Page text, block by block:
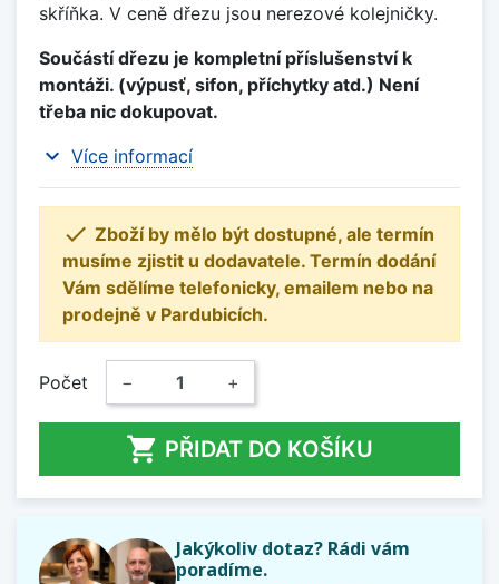
skříňka. V ceně dřezu jsou nerezové kolejničky.
Součástí dřezu je kompletní příslušenství k
montáži. (výpusť, sifon, příchytky atd.) Není
třeba nic dokupovat.
expand_more Více informací
 Zboží by mělo být dostupné, ale termín
musíme zjistit u dodavatele. Termín dodání
Vám sdělíme telefonicky, emailem nebo na
prodejně v Pardubicích.
Počet − +
 PŘIDAT DO KOŠÍKU
Jakýkoliv dotaz? Rádi vám
poradíme.